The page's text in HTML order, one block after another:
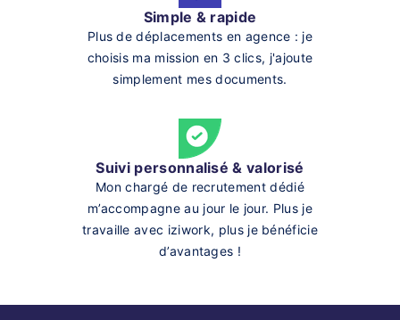
Simple & rapide
Plus de déplacements en agence : je
choisis ma mission en 3 clics, j'ajoute
simplement mes documents.
Suivi personnalisé & valorisé
Mon chargé de recrutement dédié
m’accompagne au jour le jour. Plus je
travaille avec iziwork, plus je bénéficie
d’avantages !